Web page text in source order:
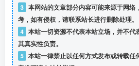
3 本网站的文章部分内容可能来源于网络
考，如有侵权，请联系站长进行删除处理。
4 本站一切资源不代表本站立场，并不代
其真实性负责。
5 本站一律禁止以任何方式发布或转载任